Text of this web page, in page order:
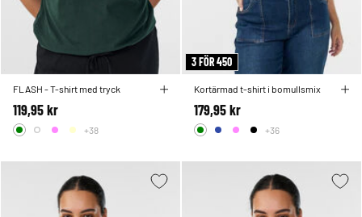
FLASH - T-shirt med tryck
119,95 kr
+38
3 FÖR 450
Kortärmad t-shirt i bomullsmix
179,95 kr
+36